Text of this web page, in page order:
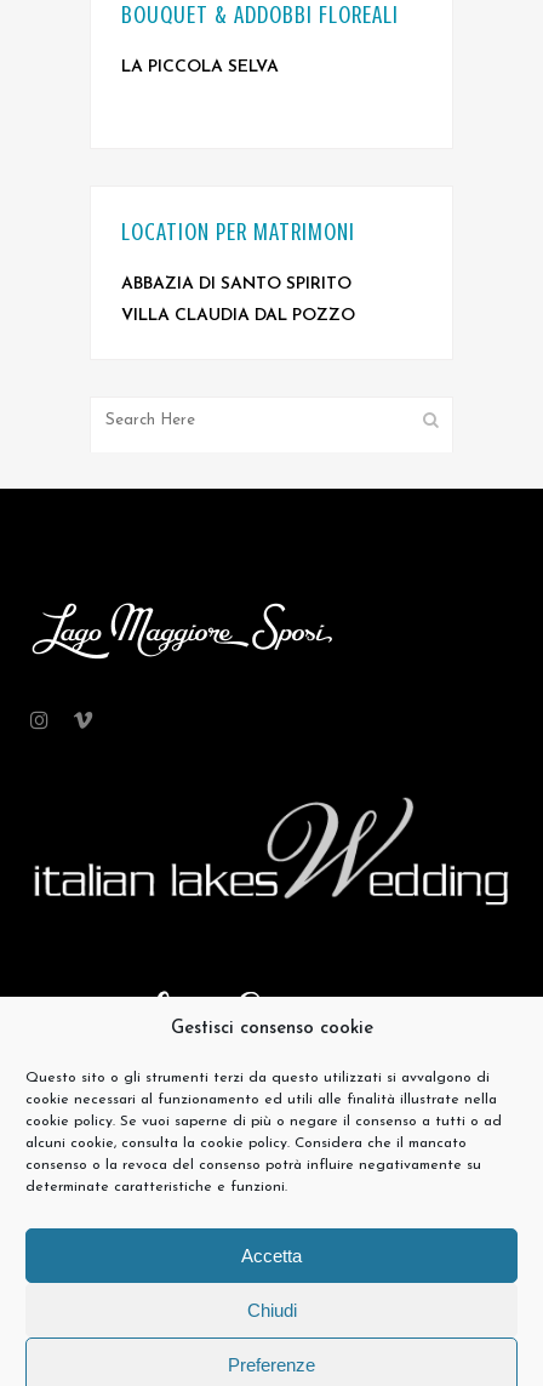
Gestisci consenso cookie
Questo sito o gli strumenti terzi da questo utilizzati si avvalgono di
cookie necessari al funzionamento ed utili alle finalità illustrate nella
cookie policy. Se vuoi saperne di più o negare il consenso a tutti o ad
alcuni cookie, consulta la cookie policy. Considera che il mancato
consenso o la revoca del consenso potrà influire negativamente su
determinate caratteristiche e funzioni.
Accetta
Chiudi
Preferenze
BOUQUET & ADDOBBI FLOREALI
LA PICCOLA SELVA
LOCATION PER MATRIMONI
ABBAZIA DI SANTO SPIRITO
VILLA CLAUDIA DAL POZZO